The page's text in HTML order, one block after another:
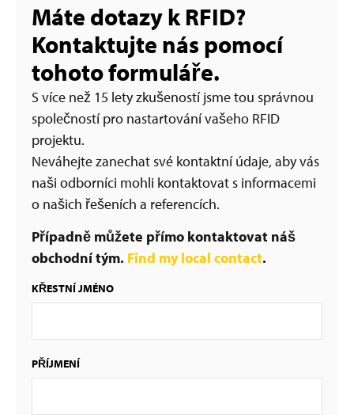
Máte dotazy k RFID?
Kontaktujte nás pomocí
tohoto formuláře.
S více než 15 lety zkušeností jsme tou správnou
společností pro nastartování vašeho RFID
projektu.
Neváhejte zanechat své kontaktní údaje, aby vás
naši odborníci mohli kontaktovat s informacemi
o našich řešeních a referencích.
Případně můžete přímo kontaktovat náš
obchodní tým. Find my local contact.
KŘESTNÍ JMÉNO
PŘÍJMENÍ